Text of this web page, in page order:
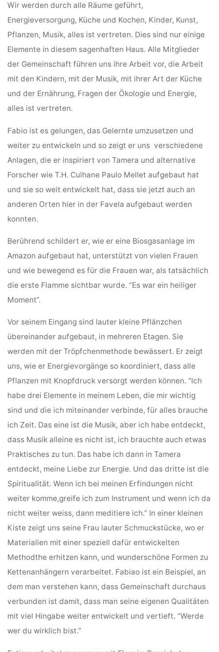
Wir werden durch alle Räume geführt,
Energieversorgung, Küche und Kochen, Kinder, Kunst,
Pflanzen, Musik, alles ist vertreten. Dies sind nur einige
Elemente in diesem sagenhaften Haus. Alle Mitglieder
der Gemeinschaft führen uns ihre Arbeit vor, die Arbeit
mit den Kindern, mit der Musik, mit ihrer Art der Küche
und der Ernährung, Fragen der Ökologie und Energie,
alles ist vertreten.
Fabio ist es gelungen, das Gelernte umzusetzen und
weiter zu entwickeln und so zeigt er uns verschiedene
Anlagen, die er inspiriert von Tamera und alternative
Forscher wie T.H. Culhane Paulo Mellet aufgebaut hat
und sie so weit entwickelt hat, dass sie jetzt auch an
anderen Orten hier in der Favela aufgebaut werden
konnten.
Berührend schildert er, wie er eine Biosgasanlage im
Amazon aufgebaut hat, unterstützt von vielen Frauen
und wie bewegend es für die Frauen war, als tatsächlich
die erste Flamme sichtbar wurde. “Es war ein heiliger
Moment”.
Vor seinem Eingang sind lauter kleine Pflänzchen
übereinander aufgebaut, in mehreren Etagen. Sie
werden mit der Tröpfchenmethode bewässert. Er zeigt
uns, wie er Energievorgänge so koordiniert, dass alle
Pflanzen mit Knopfdruck versorgt werden können. “Ich
habe drei Elemente in meinem Leben, die mir wichtig
sind und die ich miteinander verbinde, für alles brauche
ich Zeit. Das eine ist die Musik, aber ich habe entdeckt,
dass Musik alleine es nicht ist, ich brauchte auch etwas
Praktisches zu tun. Das habe ich dann in Tamera
entdeckt, meine Liebe zur Energie. Und das dritte ist die
Spiritualität. Wenn ich bei meinen Erfindungen nicht
weiter komme,greife ich zum Instrument und wenn ich da
nicht weiter weiss, dann meditiere ich.” In einer kleinen
Kiste zeigt uns seine Frau lauter Schmuckstücke, wo er
Materialien mit einer speziell dafür entwickelten
Methodthe erhitzen kann, und wunderschöne Formen zu
Kettenanhängern verarbeitet. Fabiao ist ein Beispiel, an
dem man verstehen kann, dass Gemeinschaft durchaus
verbunden ist damit, dass man seine eigenen Qualitäten
mit viel Hingabe weiter entwickelt und vertieft. “Werde
wer du wirklich bist.”